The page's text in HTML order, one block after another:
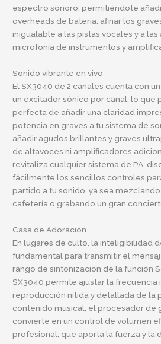
espectro sonoro, permitiéndote
overheads de batería, afinar los
inigualable a las pistas vocales y a
microfonía de instrumentos y
Sonido vibrante en vivo
El SX3040 de 2 canales cuenta con
un excitador sónico por canal, lo que
perfecta de añadir una claridad
potencia en graves a tu sistema de
añadir agudos brillantes y graves
de altavoces ni amplificadores
revitaliza cualquier sistema de PA,
fácilmente los sencillos controles
partido a tu sonido, ya sea mezclando
cafetería o grabando un gran
Casa de Adoración
En lugares de culto, la inteligibilidad
fundamental para transmitir el
rango de sintonización de la función
SX3040 permite ajustar la frecuencia
reproducción nítida y detallada de la
contenido musical, el procesador de
convierte en un control de volumen
profesional, que aporta la fuerza y ​​la